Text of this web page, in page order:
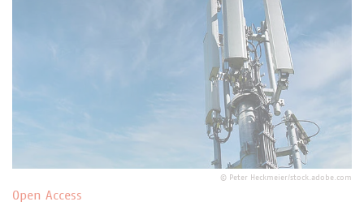
© Peter Heckmeier/stock.adobe.com
Open Access